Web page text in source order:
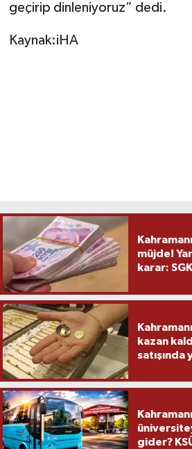
geçirip dinleniyoruz” dedi.
Kaynak:iHA
müjde!
karar:
kazan
satışında
gider?